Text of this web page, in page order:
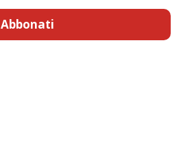
Abbonati